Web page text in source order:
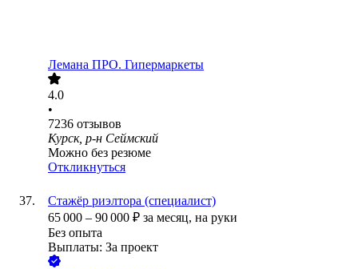
Лемана ПРО. Гипермаркеты
4.0
•
7236 отзывов
Курск, р-н Сеймский
Можно без резюме
Откликнуться
Стажёр риэлтора (специалист)
65 000 – 90 000 ₽ за месяц, на руки
Без опыта
Выплаты: За проект